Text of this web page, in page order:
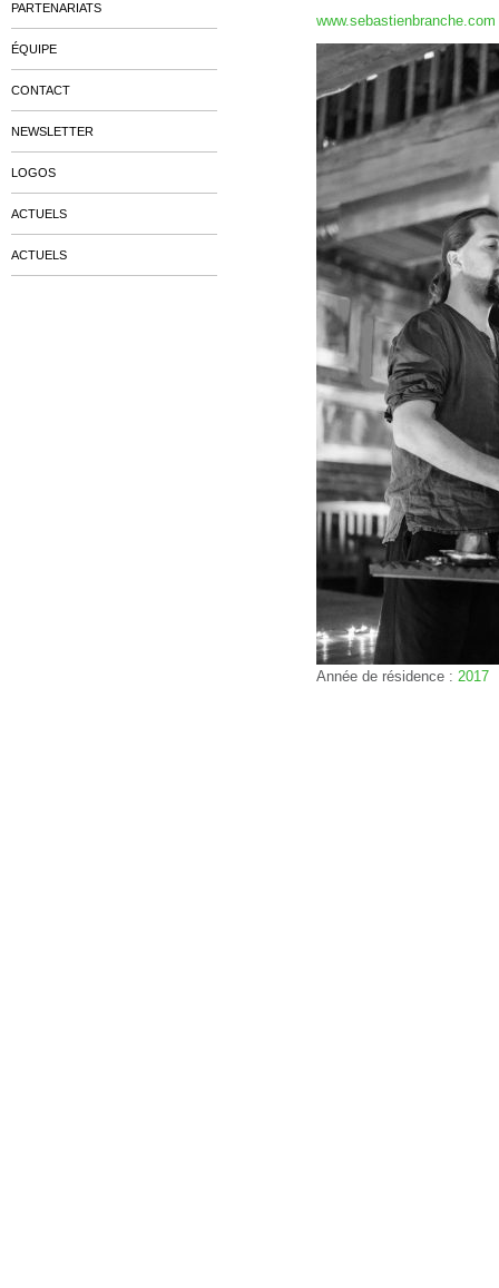
www.sebastienbranche.com
Année de résidence : 2017
PARTENARIATS
ÉQUIPE
CONTACT
NEWSLETTER
LOGOS
ACTUELS
ACTUELS